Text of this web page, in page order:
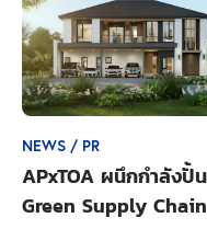
ส่วนหนึ่งเท่านั้นไว้สำห
ดังนั้น เราควรเตรียม
พร้อมไม่ว่าจะเป็นเรื่อ
ของรายได้ เช่น คุณมี
ควรผ่อนต่อเดือนประม
2 ล้านกว่า ๆ (ทั้งนี้จำน
NEWS / PR
APxTOA ผนึกกำลังปั้น
Green Supply Chain